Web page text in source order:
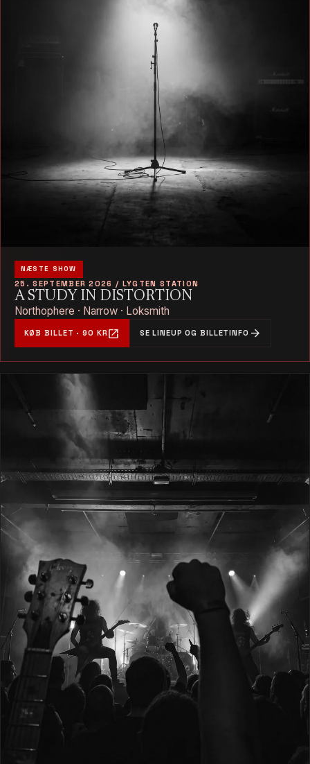
NÆSTE SHOW
25. SEPTEMBER 2026 / LYGTEN STATION
A STUDY IN DISTORTION
Northophere · Narrow · Loksmith
KØB BILLET · 90 KR open_in_new SE LINEUP OG BILLETINFO arrow_forward